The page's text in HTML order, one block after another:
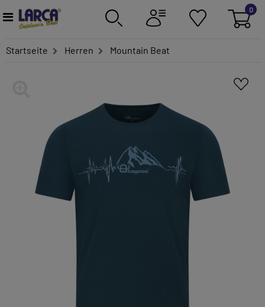
0
Startseite Herren Mountain Beat